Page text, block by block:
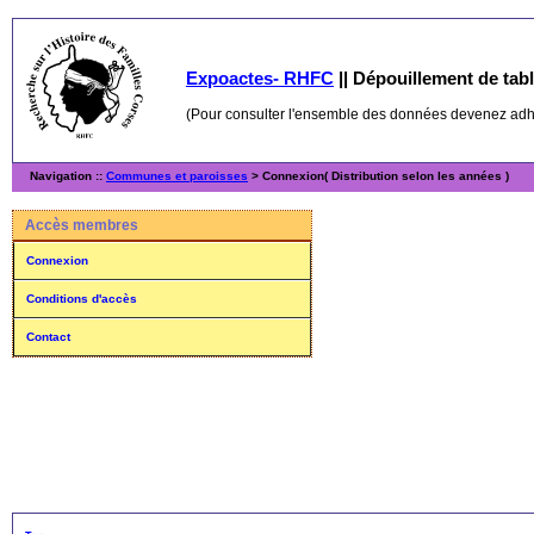
Expoactes- RHFC || Dépouillement de
(Pour consulter l'ensemble des données devenez
Navigation :: Communes et paroisses > Connexion( Distribution selon les années )
Accès membres
Connexion
Conditions d'accès
Contact